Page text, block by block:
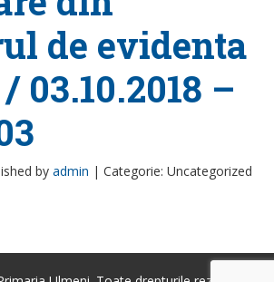
de evidenta
03.10.2018 –
by admin | Categorie: Uncategorized